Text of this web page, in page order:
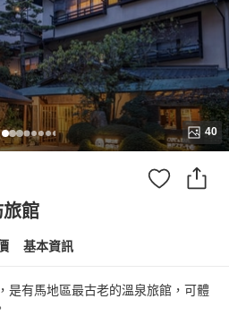
40
館
基本資訊
是有馬地區最古老的溫泉旅館，可體